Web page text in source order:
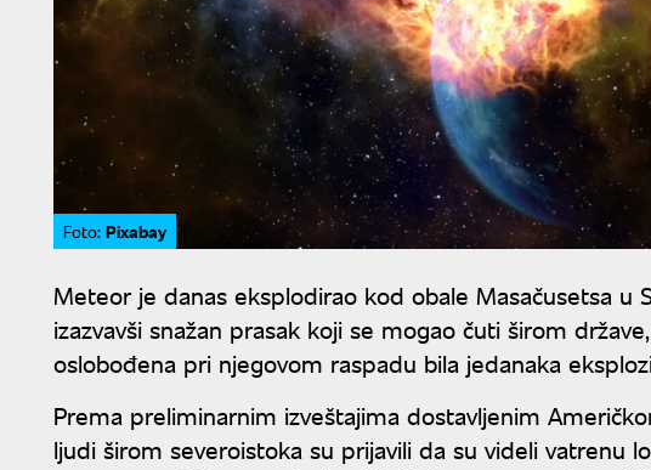
Foto: Pixabay
Meteor je danas eksplodirao kod obale Masačusetsa u
izazvavši snažan prasak koji se mogao čuti širom
oslobođena pri njegovom raspadu bila jedanaka
Prema preliminarnim izveštajima dostavljenim
ljudi širom severoistoka su prijavili da su videli vatrenu